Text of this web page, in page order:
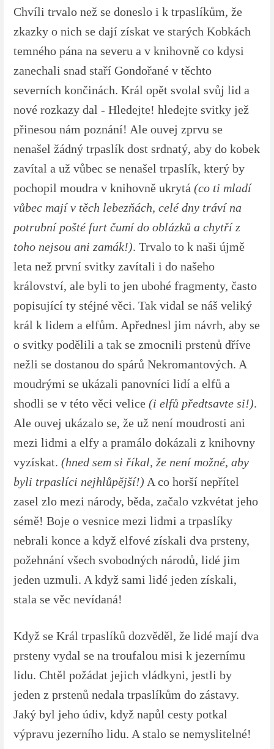
Chvíli trvalo než se doneslo i k trpaslíkům, že
zkazky o nich se dají získat ve starých Kobkách
temného pána na severu a v knihovně co kdysi
zanechali snad staří Gondořané v těchto
severních končinách. Král opět svolal svůj lid a
nové rozkazy dal - Hledejte! hledejte svitky jež
přinesou nám poznání! Ale ouvej zprvu se
nenašel žádný trpaslík dost srdnatý, aby do kobek
zavítal a už vůbec se nenašel trpaslík, který by
pochopil moudra v knihovně ukrytá (co ti mladí
vůbec mají v těch lebezňách, celé dny tráví na
potrubní pošté furt čumí do oblázků a chytří z
toho nejsou ani zamák!). Trvalo to k naši újmě
leta než první svitky zavítali i do našeho
království, ale byli to jen ubohé fragmenty, často
popisující ty stéjné věci. Tak vidal se náš veliký
král k lidem a elfům. Apřednesl jim návrh, aby se
o svitky podělili a tak se zmocnili prstenů dříve
nežli se dostanou do spárů Nekromantových. A
moudrými se ukázali panovníci lidí a elfů a
shodli se v této věci velice (i elfů předtsavte si!).
Ale ouvej ukázalo se, že už není moudrosti ani
mezi lidmi a elfy a pramálo dokázali z knihovny
vyzískat. (hned sem si říkal, že není možné, aby
byli trpaslíci nejhlůpější!) A co horší nepřítel
zasel zlo mezi národy, běda, začalo vzkvétat jeho
sémě! Boje o vesnice mezi lidmi a trpaslíky
nebrali konce a když elfové získali dva prsteny,
požehnání všech svobodných národů, lidé jim
jeden uzmuli. A když sami lidé jeden získali,
stala se věc nevídaná!
Když se Král trpaslíků dozvěděl, že lidé mají dva
prsteny vydal se na troufalou misi k jezernímu
lidu. Chtěl požádat jejich vládkyni, jestli by
jeden z prstenů nedala trpaslíkům do zástavy.
Jaký byl jeho údiv, když napůl cesty potkal
výpravu jezerního lidu. A stalo se nemyslitelné!